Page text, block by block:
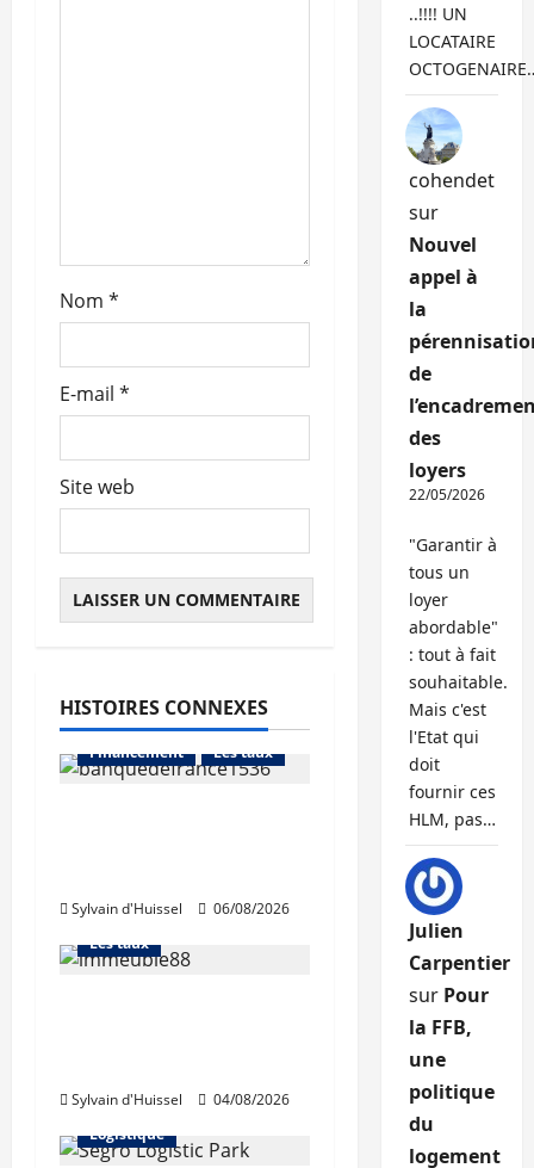
l
e
Nom *
E-mail *
Site web
HISTOIRES CONNEXES
Abonnés
Financement
Les taux
Sylvain d'Huissel 06/08/2026
L'avis des courtiers
Les taux
Sylvain d'Huissel 04/08/2026
Immo d'entreprise
Logistique
..!!!! UN
LOCATAIRE
cohendet
sur
Nouvel
appel à
la
de
des
loyers
22/05/2026
"Garantir à
tous un
loyer
abordable"
: tout à fait
souhaitable.
Mais c'est
l'Etat qui
doit
fournir ces
HLM, pas…
Julien
Carpentier
sur Pour
la FFB,
une
politique
du
logement